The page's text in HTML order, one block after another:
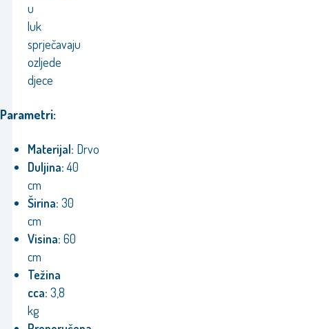
u
luk
sprječavaju
ozljede
djece
Parametri:
Materijal: Drvo
Duljina:40
cm
Širina: 30
cm
Visina: 60
cm
Težina
cca: 3,8
kg